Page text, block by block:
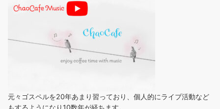
元々ゴスペルを20年あまり習っており、個人的にライブ活動など